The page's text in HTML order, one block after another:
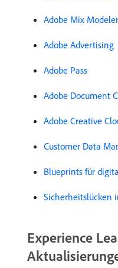
Adobe Mix Modeler
Adobe Advertising
Adobe Pass
Adobe Document
Adobe Creative
Customer Data
Blueprints für
Sicherheitslücken
Experience